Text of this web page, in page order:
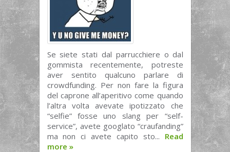
Se siete stati dal parrucchiere o dal
gommista recentemente, potreste
aver sentito qualcuno parlare di
crowdfunding. Per non fare la figura
del caprone all’aperitivo come quando
l’altra volta avevate ipotizzato che
“selfie” fosse uno slang per “self-
service”, avete googlato “craufanding”
ma non ci avete capito sto... Read
more »